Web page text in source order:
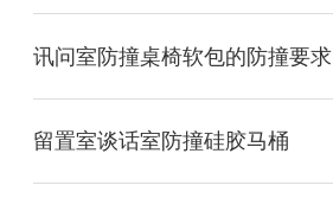
讯问室防撞桌椅软包的防撞要求
留置室谈话室防撞硅胶马桶